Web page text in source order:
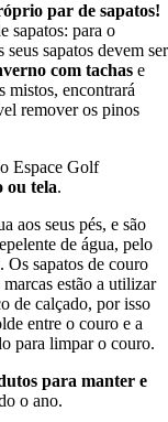
par de sapatos!
sapatos: para o
sapatos devem ser
com tachas e
mistos, encontrará
remover os pinos
Espace Golf
ou tela.
aos seus pés, e são
de água, pelo
Os sapatos de couro
estão a utilizar
de calçado, por isso
entre o couro e a
para limpar o couro.
para manter e
o ano.